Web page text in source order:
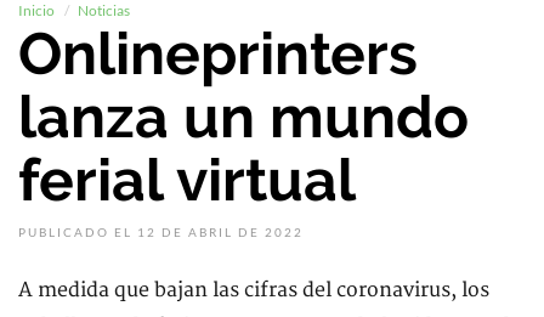
Inicio Noticias
Onlineprinters
lanza un mundo
ferial virtual
PUBLICADO EL 12 DE ABRIL DE 2022
A medida que bajan las cifras del coronavirus, los